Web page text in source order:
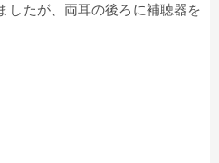
したが、両耳の後ろに補聴器を